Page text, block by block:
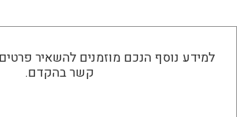
למידע נוסף הנכם מוזמנים להשאיר פרטים
קשר בהקדם.